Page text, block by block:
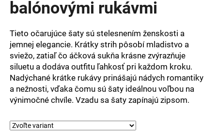
z
hviezdičiek.
balónovými rukávmi
Tieto očarujúce šaty sú stelesnením ženskosti a
jemnej elegancie. Krátky strih pôsobí mladistvo a
sviežo, zatiaľčo áčková sukňa krásne zvýrazňuje
siluetu a dodáva outfitu ľahkosť pri každom kroku.
Nadýchané krátke rukávy prinášajú nádych romantiky
a nežnosti, vďaka čomu sú šaty ideálnou voľbou na
výnimočné chvíle. Vzadu sa šaty zapínajú zipsom.